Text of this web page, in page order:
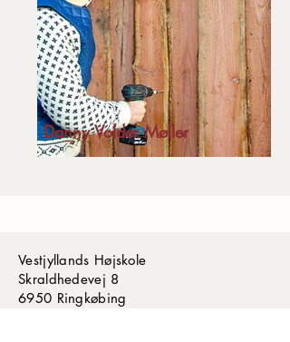
Danny Volder Møller
Vestjyllands Højskole
Skraldhedevej 8
6950 Ringkøbing